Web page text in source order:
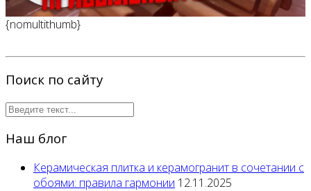
{nomultithumb}
Поиск по сайту
Наш блог
Керамическая плитка и керамогранит в сочетании с
обоями: правила гармонии 12.11.2025